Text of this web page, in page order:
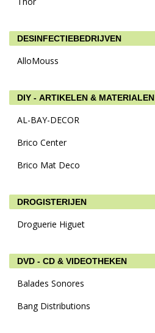
DESINFECTIEBEDRIJVEN
AlloMouss
DIY - ARTIKELEN & MATERIALEN
AL-BAY-DECOR
Brico Center
Brico Mat Deco
DROGISTERIJEN
Droguerie Higuet
DVD - CD & VIDEOTHEKEN
Balades Sonores
Bang Distributions